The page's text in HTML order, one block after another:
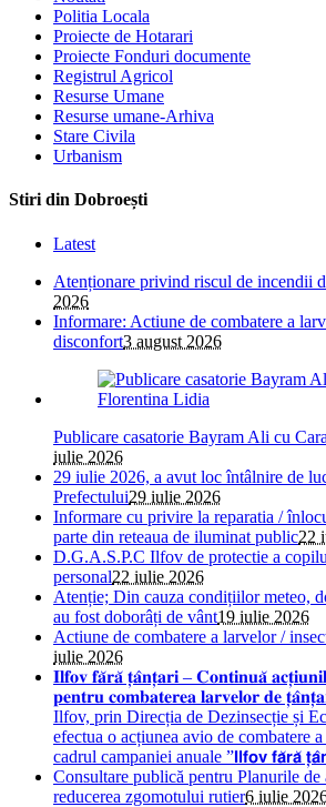
Politia Locala
Proiecte de Hotarari
Proiecte Fonduri documente
Registrul Agricol
Resurse Umane
Resurse umane-Arhiva
Stare Civila
Urbanism
Stiri din Dobroești
Latest
Atenționare privind riscul de incendii
2026
Informare: Actiune de combatere a
disconfort3 august 2026
Publicare casatorie Bayram Ali cu
iulie 2026
29 iulie 2026, a avut loc întâlnire de
Prefectului29 iulie 2026
Informare cu privire la reparatia /
parte din reteaua de iluminat public22
D.G.A.S.P.C Ilfov de protectie a
personal22 iulie 2026
Atenție; Din cauza condițiilor meteo,
au fost doborâți de vânt19 iulie 2026
Actiune de combatere a larvelor /
iulie 2026
𝐈𝐥𝐟𝐨𝐯 𝐟𝐚̆𝐫𝐚̆ 𝐭̦𝐚̂𝐧𝐭̦𝐚𝐫𝐢 – 𝐂𝐨𝐧𝐭𝐢𝐧𝐮𝐚̆
𝐩𝐞𝐧𝐭𝐫𝐮 𝐜𝐨𝐦𝐛𝐚𝐭𝐞𝐫𝐞𝐚 𝐥𝐚𝐫𝐯𝐞𝐥𝐨𝐫 𝐝𝐞
Ilfov, prin Direcția de Dezinsecție și
efectua o acțiunea avio de combatere
cadrul campaniei anuale ”𝗜𝗹𝗳𝗼𝘃 𝗳𝗮̆𝗿𝗮̆
Consultare publică pentru Planurile
reducerea zgomotului rutier6 iulie